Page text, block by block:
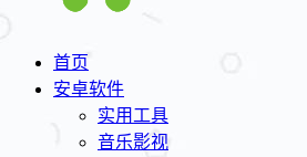
首页
安卓软件
实用工具
音乐影视